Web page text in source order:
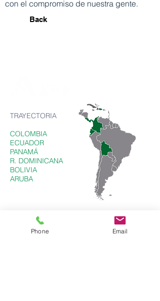
Back
con el compromiso de nuestra gente.
TRAYECTORIA
COLOMBIA
ECUADOR
PANAMÁ
R. DOMINICANA
BOLIVIA
ARUBA
Phone Email